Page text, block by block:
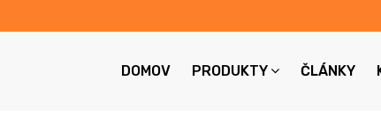
DOMOV PRODUKTY ČLÁNKY